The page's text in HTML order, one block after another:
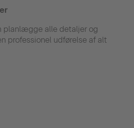
planlægge alle detaljer og
professionel udførelse af alt